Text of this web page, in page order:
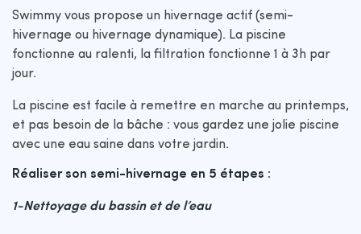
Swimmy vous propose un hivernage actif (semi-
hivernage ou hivernage dynamique). La piscine
fonctionne au ralenti, la filtration fonctionne 1 à 3h par
jour.
La piscine est facile à remettre en marche au printemps,
et pas besoin de la bâche : vous gardez une jolie piscine
avec une eau saine dans votre jardin.
Réaliser son semi-hivernage en 5 étapes :
1-Nettoyage du bassin et de l’eau